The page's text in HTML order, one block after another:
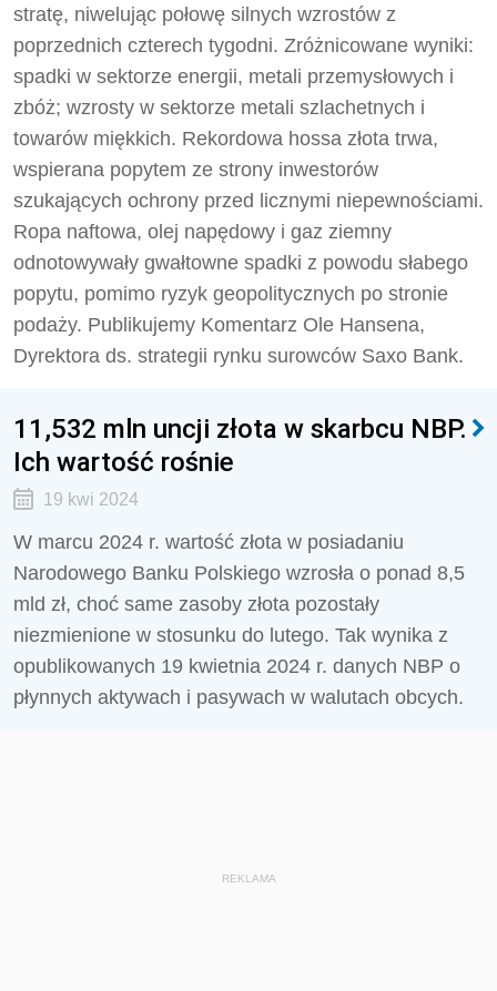
stratę, niwelując połowę silnych wzrostów z
poprzednich czterech tygodni. Zróżnicowane wyniki:
spadki w sektorze energii, metali przemysłowych i
zbóż; wzrosty w sektorze metali szlachetnych i
towarów miękkich. Rekordowa hossa złota trwa,
wspierana popytem ze strony inwestorów
szukających ochrony przed licznymi niepewnościami.
Ropa naftowa, olej napędowy i gaz ziemny
odnotowywały gwałtowne spadki z powodu słabego
popytu, pomimo ryzyk geopolitycznych po stronie
podaży. Publikujemy Komentarz Ole Hansena,
Dyrektora ds. strategii rynku surowców Saxo Bank.
11,532 mln uncji złota w skarbcu NBP.
Ich wartość rośnie
19 kwi 2024
W marcu 2024 r. wartość złota w posiadaniu
Narodowego Banku Polskiego wzrosła o ponad 8,5
mld zł, choć same zasoby złota pozostały
niezmienione w stosunku do lutego. Tak wynika z
opublikowanych 19 kwietnia 2024 r. danych NBP o
płynnych aktywach i pasywach w walutach obcych.
REKLAMA